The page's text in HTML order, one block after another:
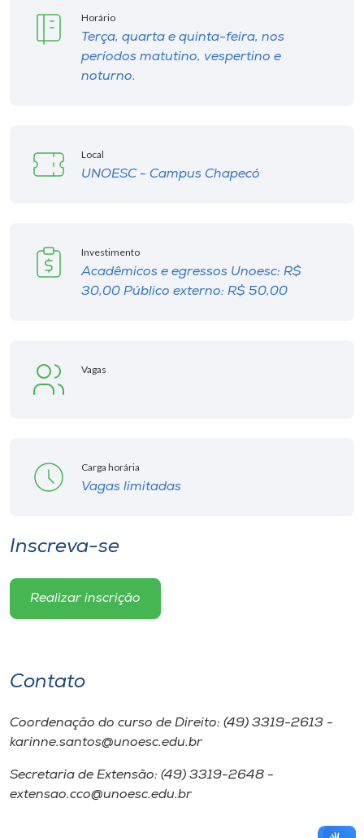
Horário
Terça, quarta e quinta-feira, nos
períodos matutino, vespertino e
noturno.
Local
UNOESC - Campus Chapecó
Investimento
Acadêmicos e egressos Unoesc: R$
30,00 Público externo: R$ 50,00
Vagas
Carga horária
Vagas limitadas
Inscreva-se
Realizar inscrição
Contato
Coordenação do curso de Direito: (49) 3319-2613 -
karinne.santos@unoesc.edu.br
Secretaria de Extensão: (49) 3319-2648 -
extensao.cco@unoesc.edu.br